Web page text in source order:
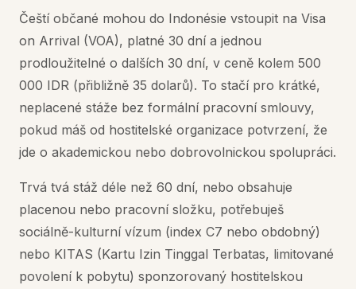
Čeští občané mohou do Indonésie vstoupit na Visa
on Arrival (VOA), platné 30 dní a jednou
prodloužitelné o dalších 30 dní, v ceně kolem 500
000 IDR (přibližně 35 dolarů). To stačí pro krátké,
neplacené stáže bez formální pracovní smlouvy,
pokud máš od hostitelské organizace potvrzení, že
jde o akademickou nebo dobrovolnickou spolupráci.
Trvá tvá stáž déle než 60 dní, nebo obsahuje
placenou nebo pracovní složku, potřebuješ
sociálně-kulturní vízum (index C7 nebo obdobný)
nebo KITAS (Kartu Izin Tinggal Terbatas, limitované
povolení k pobytu) sponzorovaný hostitelskou